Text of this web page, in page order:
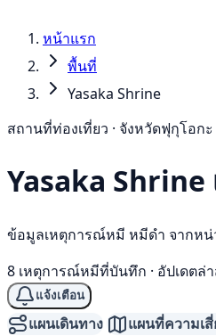
หน้าแรก
พื้นที่
Yasaka Shrine
สถานที่ท่องเที่ยว · จังหวัดฟุกุโอกะ
Yasaka
ข้อมูลเหตุการณ์หมี หมีดำ จากหน่
8 เหตุการณ์หมีที่บันทึก · อัปเดตล่
แจ้งเตือน
แผนเดินทาง แผนที่ความเสี่